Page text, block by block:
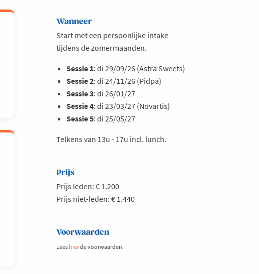
Wanneer
Start met een persoonlijke intake
tijdens de zomermaanden.
Sessie 1: di 29/09/26 (Astra Sweets)
Sessie 2: di 24/11/26 (Pidpa)
Sessie 3: di 26/01/27
Sessie 4: di 23/03/27 (Novartis)
Sessie 5: di 25/05/27
Telkens van 13u - 17u incl. lunch.
Prijs
Prijs leden: € 1.200
Prijs niet-leden: € 1.440
Voorwaarden
Lees hierde voorwaarden.